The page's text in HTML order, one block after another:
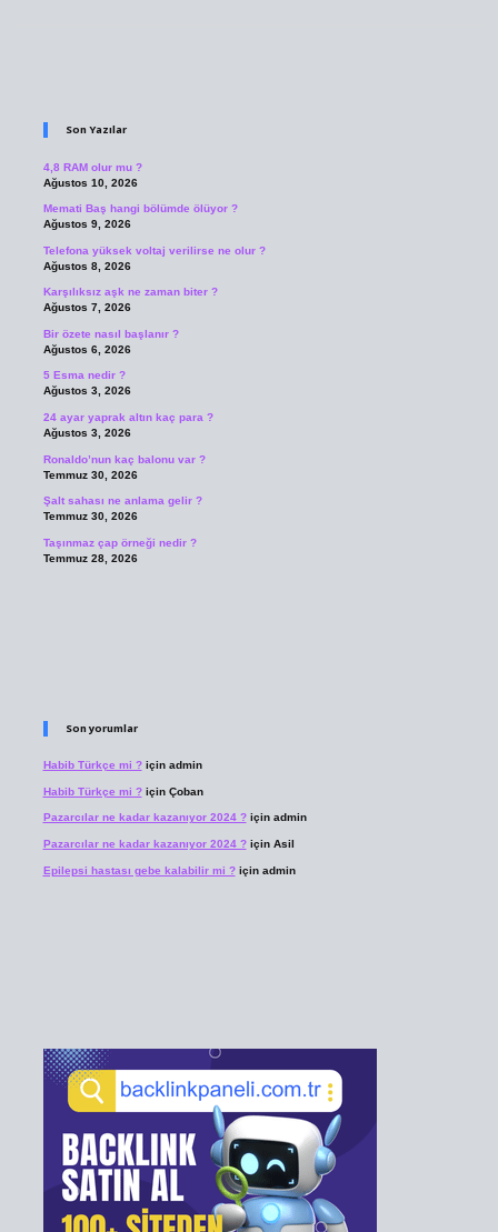
Son Yazılar
4,8 RAM olur mu ?
Ağustos 10, 2026
Memati Baş hangi bölümde ölüyor ?
Ağustos 9, 2026
Telefona yüksek voltaj verilirse ne olur ?
Ağustos 8, 2026
Karşılıksız aşk ne zaman biter ?
Ağustos 7, 2026
Bir özete nasıl başlanır ?
Ağustos 6, 2026
5 Esma nedir ?
Ağustos 3, 2026
24 ayar yaprak altın kaç para ?
Ağustos 3, 2026
Ronaldo’nun kaç balonu var ?
Temmuz 30, 2026
Şalt sahası ne anlama gelir ?
Temmuz 30, 2026
Taşınmaz çap örneği nedir ?
Temmuz 28, 2026
Son yorumlar
Habib Türkçe mi ?için admin
Habib Türkçe mi ?için Çoban
Pazarcılar ne kadar kazanıyor 2024 ?için admin
Pazarcılar ne kadar kazanıyor 2024 ?için Asil
Epilepsi hastası gebe kalabilir mi ?için admin